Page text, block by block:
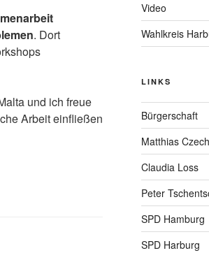
. Dort
und ich freue
Arbeit einfließen
Video
Wahlkreis
LINKS
Bürgerschaft
Matthias Czech
Claudia Loss
Peter
SPD Hamburg
SPD Harburg